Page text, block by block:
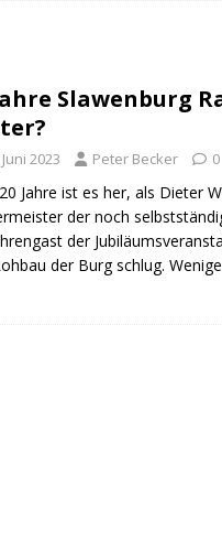
Gaststätte Dubkowmühle
Slawenburg
2023 Peter Becker 0
Jahre ist es her, als Dieter
der noch
der
der Burg schlug.